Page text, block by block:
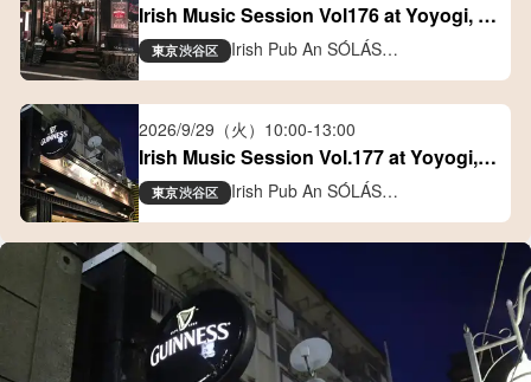
Irish Music Session Vol176 at Yoyogi,
Tokyo
東京渋谷区
Irish Pub An SÓLÁS
アイリッシュパブ アン ソラス
2026/9/29（火） 10:00-13:00
Irish Music Session Vol.177 at Yoyogi,
Tokyo
東京渋谷区
Irish Pub An SÓLÁS
アイリッシュパブ アン ソラス